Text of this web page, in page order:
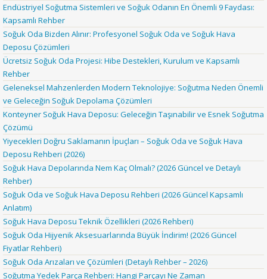
Endüstriyel Soğutma Sistemleri ve Soğuk Odanın En Önemli 9 Faydası:
Kapsamlı Rehber
Soğuk Oda Bizden Alınır: Profesyonel Soğuk Oda ve Soğuk Hava
Deposu Çözümleri
Ücretsiz Soğuk Oda Projesi: Hibe Destekleri, Kurulum ve Kapsamlı
Rehber
Geleneksel Mahzenlerden Modern Teknolojiye: Soğutma Neden Önemli
ve Geleceğin Soğuk Depolama Çözümleri
Konteyner Soğuk Hava Deposu: Geleceğin Taşınabilir ve Esnek Soğutma
Çözümü
Yiyecekleri Doğru Saklamanın İpuçları – Soğuk Oda ve Soğuk Hava
Deposu Rehberi (2026)
Soğuk Hava Depolarında Nem Kaç Olmalı? (2026 Güncel ve Detaylı
Rehber)
Soğuk Oda ve Soğuk Hava Deposu Rehberi (2026 Güncel Kapsamlı
Anlatım)
Soğuk Hava Deposu Teknik Özellikleri (2026 Rehberi)
Soğuk Oda Hijyenik Aksesuarlarında Büyük İndirim! (2026 Güncel
Fiyatlar Rehberi)
Soğuk Oda Arızaları ve Çözümleri (Detaylı Rehber – 2026)
Soğutma Yedek Parça Rehberi: Hangi Parçayı Ne Zaman